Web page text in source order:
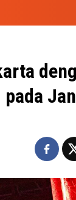
pada